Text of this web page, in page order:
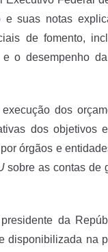
suas notas
de fomento,
e o desempenho
dos
dos objetivos
órgãos e
sobre as contas de
da
na